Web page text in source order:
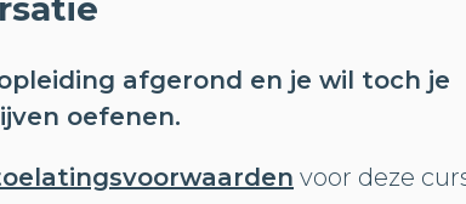
afgerond en je wil toch je
oefenen.
voor deze